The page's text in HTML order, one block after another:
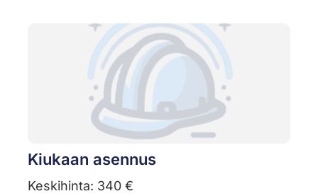
Kiukaan asennus
Keskihinta: 340 €